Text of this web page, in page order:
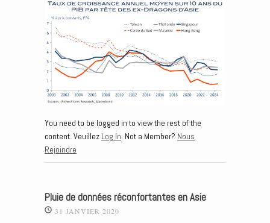
You need to be logged in to view the rest of the
content. Veuillez Log In. Not a Member? Nous
Rejoindre
Pluie de données réconfortantes en Asie
31 JANVIER 2020